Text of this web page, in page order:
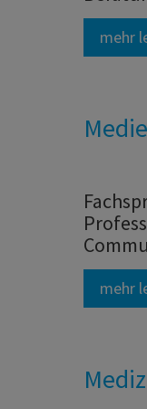
mehr
mehr